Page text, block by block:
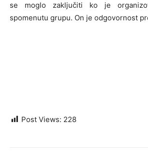
se moglo zaključiti ko je
spomenutu grupu. On je odgovornost
Post Views: 228